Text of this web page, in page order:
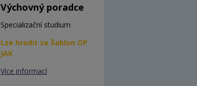
Výchovný poradce
Specializační studium
Lze hradit ze Šablon OP
JAK
Více informací